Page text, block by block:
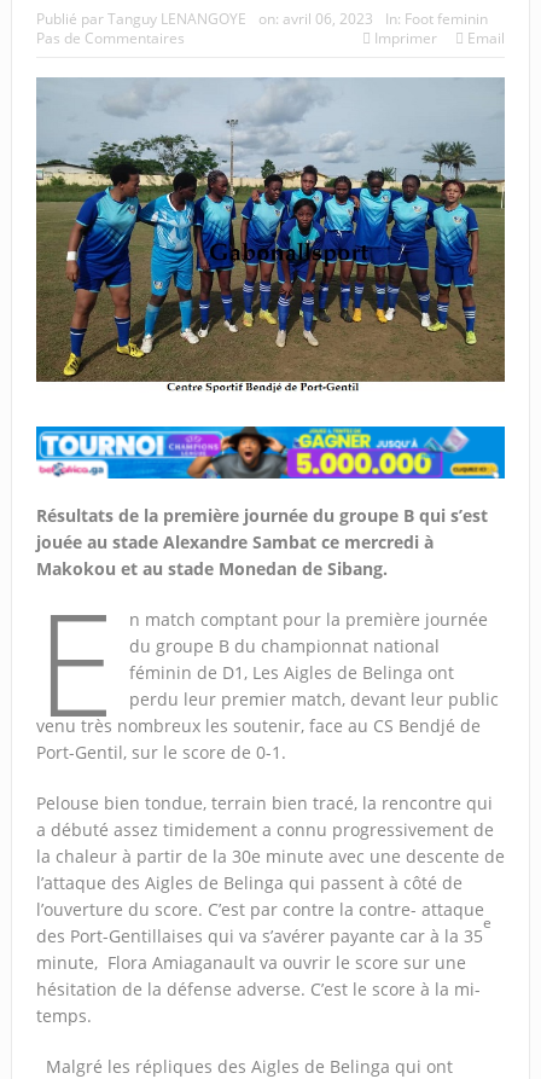
Publié parTanguy LENANGOYE on: avril 06, 2023 In: Foot feminin
Pas de Commentaires
Imprimer Email
Résultats de la première journée du groupe B qui s’est
jouée au stade Alexandre Sambat ce mercredi à
Makokou et au stade Monedan de Sibang.
E
n match comptant pour la première journée
du groupe B du championnat national
féminin de D1, Les Aigles de Belinga ont
perdu leur premier match, devant leur public
venu très nombreux les soutenir, face au CS Bendjé de
Port-Gentil, sur le score de 0-1.
Pelouse bien tondue, terrain bien tracé, la rencontre qui
a débuté assez timidement a connu progressivement de
la chaleur à partir de la 30e minute avec une descente de
l’attaque des Aigles de Belinga qui passent à côté de
l’ouverture du score. C’est par contre la contre- attaque
des Port-Gentillaises qui va s’avérer payante car à la 35
e
minute, Flora Amiaganault va ouvrir le score sur une
hésitation de la défense adverse. C’est le score à la mi-
temps.
Malgré les répliques des Aigles de Belinga qui ont